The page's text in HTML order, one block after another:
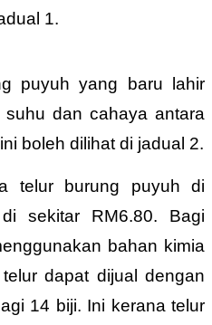
1.
puyuh yang baru lahir
suhu dan cahaya antara
boleh dilihat di jadual 2.
telur burung puyuh di
sekitar RM6.80. Bagi
bahan kimia
dapat dijual dengan
14 biji. Ini kerana telur